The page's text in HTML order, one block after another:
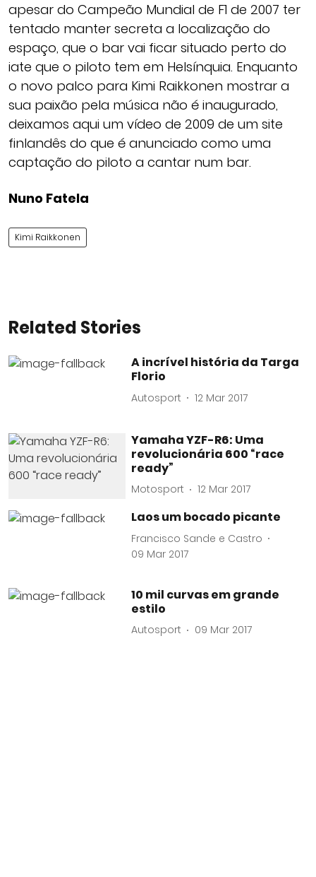
apesar do Campeão Mundial de F1 de 2007 ter
tentado manter secreta a localização do
espaço, que o bar vai ficar situado perto do
iate que o piloto tem em Helsínquia. Enquanto
o novo palco para Kimi Raikkonen mostrar a
sua paixão pela música não é inaugurado,
deixamos aqui um vídeo de 2009 de um site
finlandês do que é anunciado como uma
captação do piloto a cantar num bar.
Nuno Fatela
Kimi Raikkonen
Related Stories
A incrível história da Targa
Florio
Autosport 12 Mar 2017
Yamaha YZF-R6: Uma
revolucionária 600 “race
ready”
Motosport 12 Mar 2017
Laos um bocado picante
Francisco Sande e Castro
09 Mar 2017
10 mil curvas em grande
estilo
Autosport 09 Mar 2017